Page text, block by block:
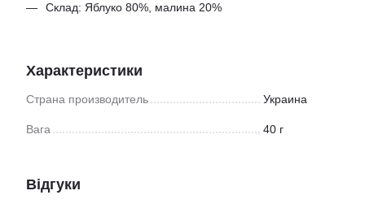
Склад: Яблуко 80%, малина 20%
Характеристики
Страна производитель Украина
Вага 40 г
Відгуки